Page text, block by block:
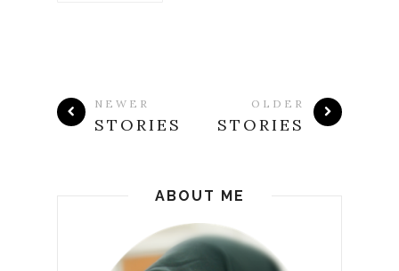
NEWER
STORIES
OLDER
STORIES
ABOUT ME